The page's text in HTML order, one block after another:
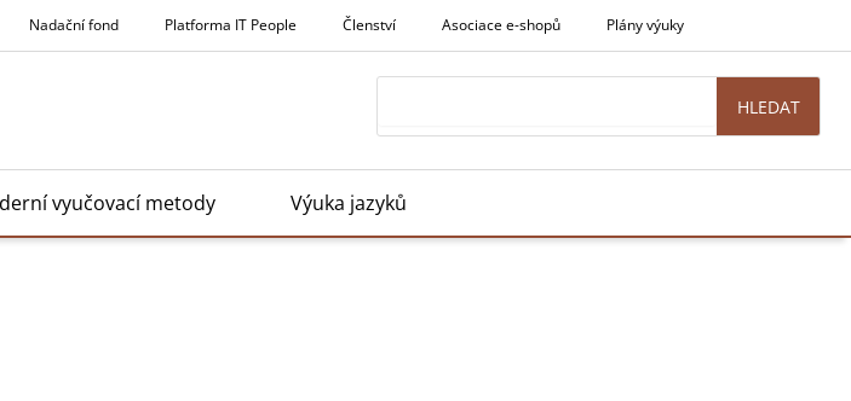
Nadační fond Platforma IT People Členství Asociace e-shopů Plány výuky
HLEDAT
vyučovací metody Výuka jazyků